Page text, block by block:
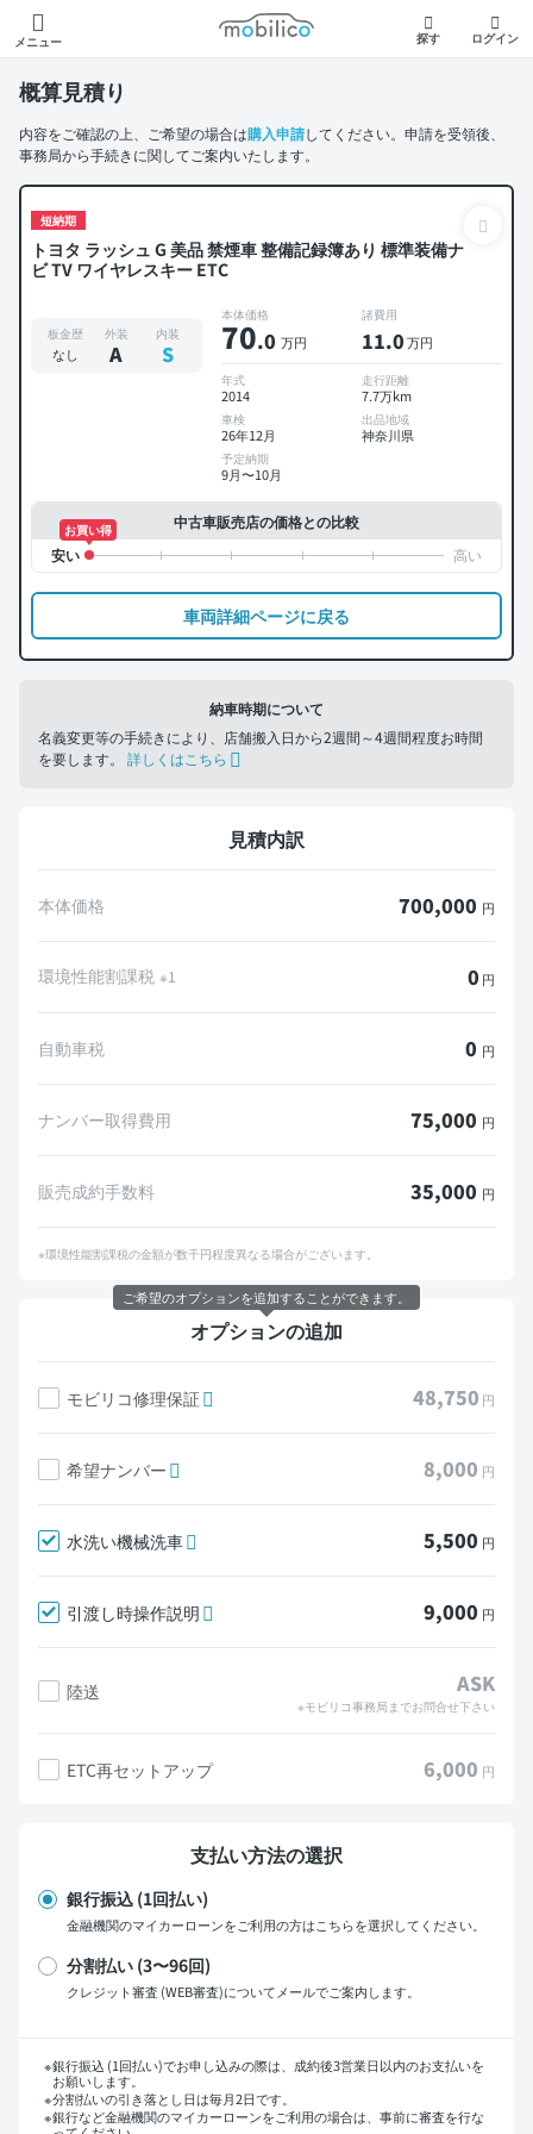
メニュー
モビリコ
探す ログイン
概算見積り
内容をご確認の上、ご希望の場合は購入申請してください。申請を受領後、
事務局から手続きに関してご案内いたします。
短納期
トヨタ ラッシュ G 美品 禁煙車 整備記録簿あり 標準装備ナ
ビ TV ワイヤレスキー ETC
板金歴
なし
外装
A
内装
S
本体価格
70.0 万円
諸費用
11.0万円
年式
2014
走行距離
7.7万km
車検
26年12月
出品地域
神奈川県
予定納期
9月〜10月
中古車販売店の価格との比較
お買い得
車両詳細ページに戻る
納車時期について
名義変更等の手続きにより、店舗搬入日から2週間～4週間程度お時間
を要します。 詳しくはこちら
見積内訳
本体価格 700,000 円
環境性能割課税 ※1 0 円
自動車税 0 円
ナンバー取得費用 75,000 円
販売成約手数料 35,000 円
※環境性能割課税の金額が数千円程度異なる場合がございます。
オプションの追加
モビリコ修理保証 48,750 円
希望ナンバー 8,000 円
水洗い機械洗車 5,500 円
引渡し時操作説明 9,000 円
陸送 ASK
※モビリコ事務局までお問合せ下さい
ETC再セットアップ 6,000 円
支払い方法の選択
銀行振込 (1回払い)
金融機関のマイカーローンをご利用の方はこちらを選択してください。
分割払い (3〜96回)
クレジット審査 (WEB審査)についてメールでご案内します。
支払い回数
銀行振込 (1回払い)でお申し込みの際は、成約後3営業日以内のお支払いを
お願いします。
分割払いの引き落とし日は毎月2日です。
銀行など金融機関のマイカーローンをご利用の場合は、事前に審査を行な
ご希望のオプションを追加することができます。